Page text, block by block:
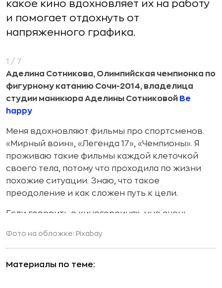
какое кино вдохновляет их на работу
и помогает отдохнуть от
напряженного графика.
1/7
Аделина Сотникова, Олимпийская чемпионка по
фигурному катанию Сочи-2014, владелица
cтудии маникюра Аделины Сотниковой Be
happy
Меня вдохновляют фильмы про спортсменов.
«Мирный воин», «Легенда 17», «Чемпионы». Я
проживаю такие фильмы каждой клеточкой
своего тела, потому что проходила по жизни
похожие ситуации. Знаю, что такое
преодоление и как сложен путь к цели.
Если говорить о киногероинях, мне очень
Тоту. Она как раз пример большого таланта,
целеустремленности и силы. Невзирая на
преграды и трудности, она добилась своего,
Фото на обложке: Pixabay
Материалы по теме: